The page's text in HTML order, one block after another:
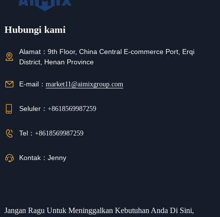
Hubungi kami
Alamat： 9th Floor, China Central E-commerce Port, Erqi
District, Henan Province
E-mail： market11@aimixgroup.com
Seluler： +8618569987259
Tel： +8618569987259
Kontak： Jenny
Jangan Ragu Untuk Meninggalkan Kebutuhan Anda Di Sini,